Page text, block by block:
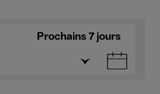
Prochains 7 jours